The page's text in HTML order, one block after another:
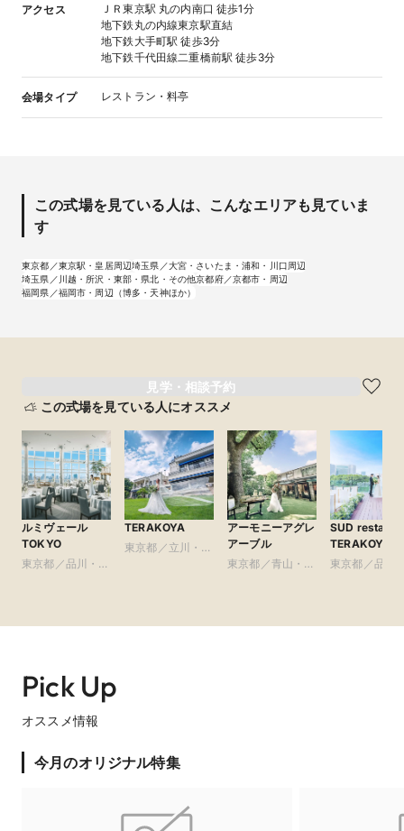
アクセス
ＪＲ東京駅 丸の内南口 徒歩1分
地下鉄丸の内線東京駅直結
地下鉄大手町駅 徒歩3分
地下鉄千代田線二重橋前駅 徒歩3分
会場タイプ レストラン・料亭
この式場を見ている人は、こんなエリアも見ていま
す
東京都／東京駅・皇居周辺埼玉県／大宮・さいたま・浦和・川口周辺
埼玉県／川越・所沢・東部・県北・その他京都府／京都市・周辺
福岡県／福岡市・周辺（博多・天神ほか）
見学・相談予約
この式場を見ている人にオススメ
ルミヴェール
TOKYO
東京都／品川・目
TERAKOYA
東京都／立川・八
アーモニーアグレ
アーブル
東京都／青山・表
SUD
TERAKOYA
東京都／品川
Pick Up
オススメ情報
今月のオリジナル特集